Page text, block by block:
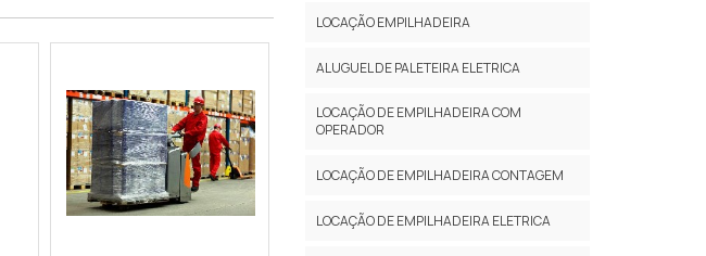
LOCAÇÃO EMPILHADEIRA
ALUGUEL DE PALETEIRA ELETRICA
LOCAÇÃO DE EMPILHADEIRA COM
OPERADOR
LOCAÇÃO DE EMPILHADEIRA CONTAGEM
LOCAÇÃO DE EMPILHADEIRA ELETRICA